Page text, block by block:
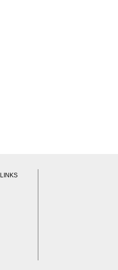
LINKS